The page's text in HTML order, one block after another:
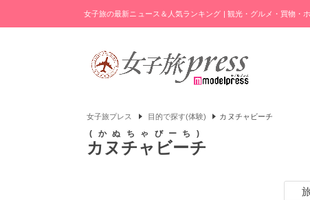
女子旅の最新ニュース＆人気ランキング | 観光・グルメ・買物・
女子旅プレス 目的で探す(体験) カヌチャビーチ
カヌチャビーチ
かぬちゃびーち